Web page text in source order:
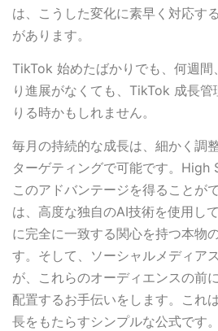
は、こうした変化に素早く対応す
があります。
TikTok 始めたばかりでも、何週間
り進展がなくても、TikTok 成長
りる時かもしれません。
毎月の持続的な成長は、細かく調
ターゲティングで可能です。High
このアドバンテージを得ることが
は、高度な独自のAI技術を使用し
に完全に一致する関心を持つ本物
す。そして、ソーシャルメディア
が、これらのオーディエンスの前
配置するお手伝いをします。これ
長をもたらすシンプルな公式です。